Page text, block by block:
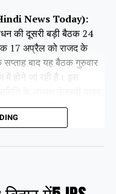
News Today):
की दूसरी बड़ी बैठक 24
17 अप्रैल को राजद के
बाद यह बैठक गुरुवार
होने जा रही है। इस
वीआईपी के मुकेश